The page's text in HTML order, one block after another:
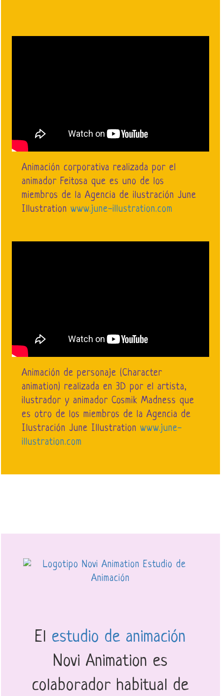
Animación corporativa realizada por el
animador Feitosa que es uno de los
miembros de la Agencia de ilustración June
Illustrationwww.june-illustration.com
Animación de personaje (Character
animation) realizada en 3D por el artista,
ilustrador y animador Cosmik Madness que
es otro de los miembros de la Agencia de
Ilustración June Illustrationwww.june-
illustration.com
El estudio de animación
Novi Animation es
colaborador habitual de